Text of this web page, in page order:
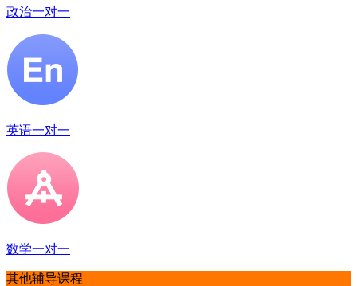
政治一对一
英语一对一
数学一对一
其他辅导课程